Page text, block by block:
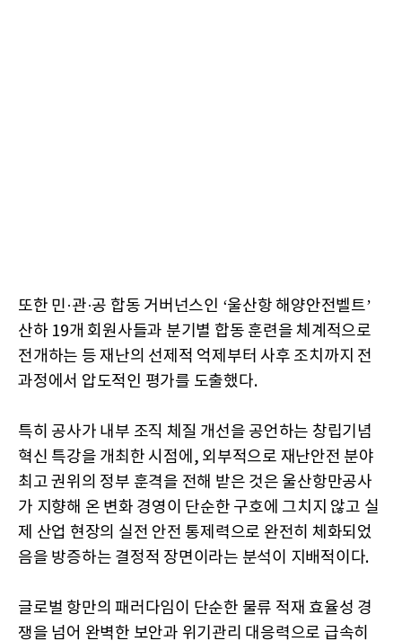
또한 민·관·공 합동 거버넌스인 ‘울산항 해양안전벨트’
산하 19개 회원사들과 분기별 합동 훈련을 체계적으로
전개하는 등 재난의 선제적 억제부터 사후 조치까지 전
과정에서 압도적인 평가를 도출했다.
특히 공사가 내부 조직 체질 개선을 공언하는 창립기념
혁신 특강을 개최한 시점에, 외부적으로 재난안전 분야
최고 권위의 정부 훈격을 전해 받은 것은 울산항만공사
가 지향해 온 변화 경영이 단순한 구호에 그치지 않고 실
제 산업 현장의 실전 안전 통제력으로 완전히 체화되었
음을 방증하는 결정적 장면이라는 분석이 지배적이다.
글로벌 항만의 패러다임이 단순한 물류 적재 효율성 경
쟁을 넘어 완벽한 보안과 위기관리 대응력으로 급속히